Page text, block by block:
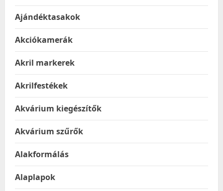
Ajándéktasakok
Akciókamerák
Akril markerek
Akrilfestékek
Akvárium kiegészítők
Akvárium szűrők
Alakformálás
Alaplapok